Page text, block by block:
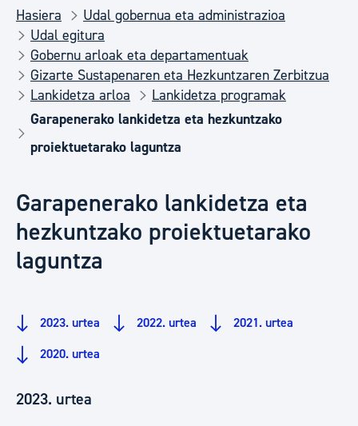
Hasiera
Udal gobernua eta administrazioa
Udal egitura
Gobernu arloak eta departamentuak
Gizarte Sustapenaren eta Hezkuntzaren Zerbitzua
Lankidetza arloa
Lankidetza programak
Garapenerako lankidetza eta hezkuntzako
proiektuetarako laguntza
Garapenerako lankidetza eta
hezkuntzako proiektuetarako
laguntza
2023. urtea 2022. urtea
2021. urtea
2020. urtea
2023. urtea